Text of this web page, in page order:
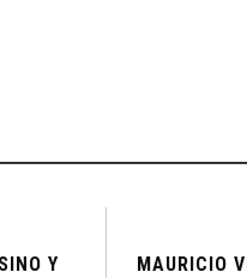
Y MAURICIO